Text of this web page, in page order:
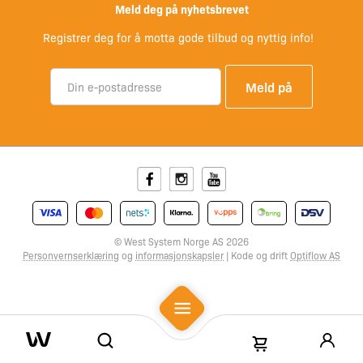
Mobile Menu
Shopping Cart
Meld deg på nyhetsbrevet
Registrer deg for å motta gode tilbud og nyttig info!
© West System Norge AS 2026
Personvernserklæring og informasjonskapsler | Kode og driftOptiflow AS
FacebookInstagramYoutube